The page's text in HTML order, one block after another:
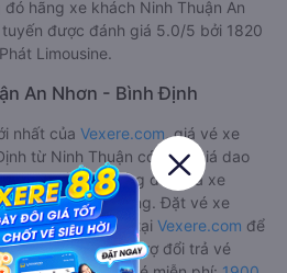
An Nhơn - Bình Định từ Ninh
điểm trung bình là 4.7/5 bởi
hãng xe khách Ninh Thuận An
được đánh giá 5.0/5 bởi 1820
Limousine.
An Nhơn - Bình Định
nhất củaVexere.com, giá vé xe
từ Ninh Thuận có mức giá dao
đồng. Trong đó, nhà xe